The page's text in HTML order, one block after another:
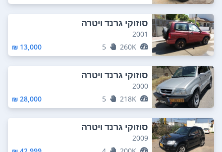
סוזוקי גרנד ויטרה
2001
260K
5
13,000 ₪
סוזוקי גרנד ויטרה
2000
218K
5
28,000 ₪
סוזוקי גרנד ויטרה
2009